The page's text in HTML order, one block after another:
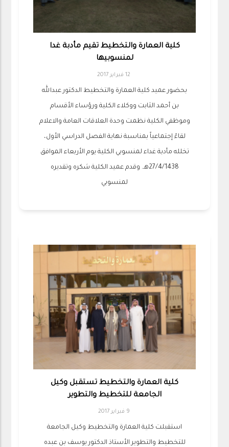
كلية العمارة والتخطيط تقيم مأدبة غدا
لمنسوبيها
12 فبراير 2017
بحضور عميد كلية العمارة والتخطيط الدكتور عبدالله
بن أحمد الثابت ووكلاء الكلية ورؤساء الأقسام
وموظفي الكلية نظمت وحدة العلاقات العامة والاعلام
لقاءً إجتماعياً بمناسبة نهاية الفصل الدراسي الأول،
تخلله مأدبة غداء لمنسوبي الكلية يوم الأربعاء الموافق
27/4/1438هـ. وقدم عميد الكلية شكره وتقديره
لمنسوبي
كلية العمارة والتخطيط تستقبل وكيل
الجامعة للتخطيط والتطوير
9 فبراير 2017
استقبلت كلية العمارة والتخطيط وكيل الجامعة
للتخطيط والتطوير الأستاذ الدكتور يوسف بن عبده